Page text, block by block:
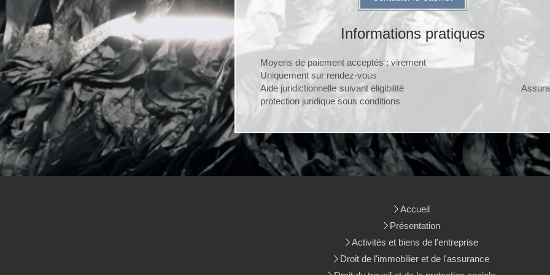
Informations pratiques
Moyens de paiement acceptés : virement
Uniquement sur rendez-vous
Aide juridictionnelle suivant éligibilité
protection juridique sous conditions
Accueil
Présentation
Activités et biens de l'entreprise
Droit de l'immobilier et de l'assurance